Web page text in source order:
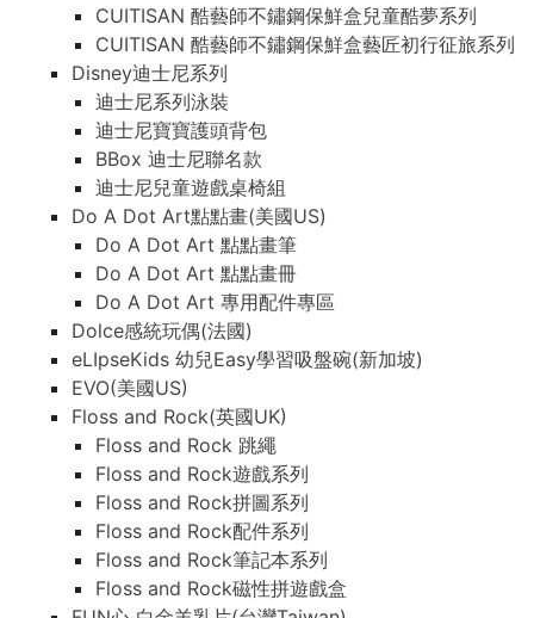
CUITISAN 酷藝師不鏽鋼保鮮盒兒童酷夢系列
CUITISAN 酷藝師不鏽鋼保鮮盒藝匠初行征旅系列
Disney迪士尼系列
迪士尼系列泳裝
迪士尼寶寶護頭背包
BBox 迪士尼聯名款
迪士尼兒童遊戲桌椅組
Do A Dot Art點點畫(美國US)
Do A Dot Art 點點畫筆
Do A Dot Art 點點畫冊
Do A Dot Art 專用配件專區
Dolce感統玩偶(法國)
eLIpseKids 幼兒Easy學習吸盤碗(新加坡)
EVO(美國US)
Floss and Rock(英國UK)
Floss and Rock 跳繩
Floss and Rock遊戲系列
Floss and Rock拼圖系列
Floss and Rock配件系列
Floss and Rock筆記本系列
Floss and Rock磁性拼遊戲盒